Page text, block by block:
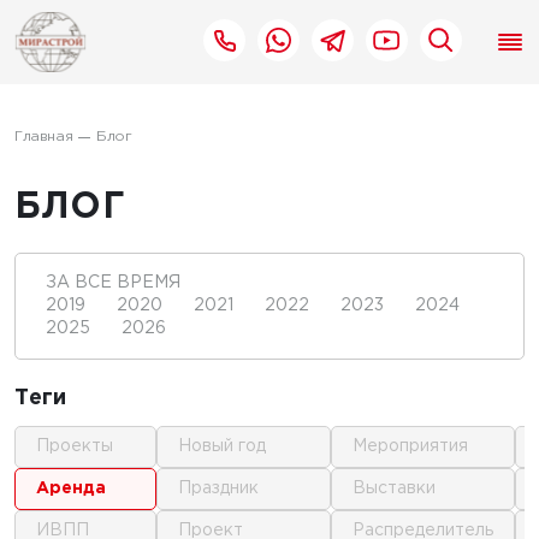
Главная Блог
БЛОГ
ЗА ВСЕ ВРЕМЯ
2019
2020 2021 2022 2023
2024
2025
2026
Теги
проекты
аренда
ИВПП
новый год
праздник
проект
мероприятия
выставки
распределитель